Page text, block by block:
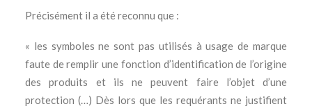
Précisément il a été reconnu que :
« les symboles ne sont pas utilisés à usage de marque
faute de remplir une fonction d’identification de l’origine
des produits et ils ne peuvent faire l’objet d’une
protection (…) Dès lors que les requérants ne justifient